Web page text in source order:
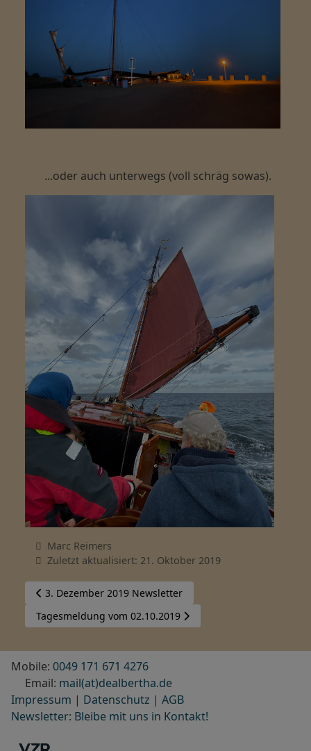
...oder auch unterwegs (voll schräg sowas).
Marc Reimers
Zuletzt aktualisiert: 21. Oktober 2019
Vorheriger Beitrag: 3. Dezember 2019 Newsletter
3. Dezember 2019 Newsletter
Nächster Beitrag: Tagesmeldung vom 02.10.2019
Tagesmeldung vom 02.10.2019
Mobile:0049 171 671 4276
Email: mail(at)dealbertha.de
Impressum | Datenschutz |AGB
Newsletter: Bleibe mit uns in Kontakt!